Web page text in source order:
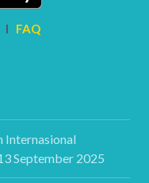
I FAQ
Internasional
September 2025